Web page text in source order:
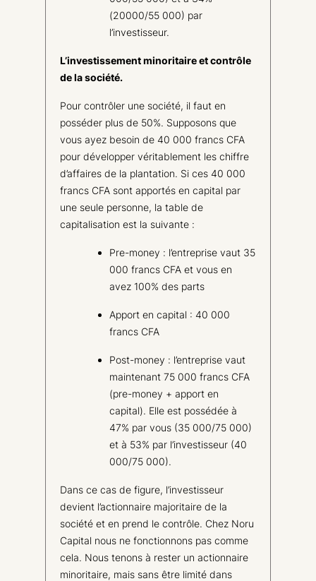
(20000/55 000) par
l’investisseur.
L’investissement minoritaire et contrôle
de la société.
Pour contrôler une société, il faut en
posséder plus de 50%. Supposons que
vous ayez besoin de 40 000 francs CFA
pour développer véritablement les chiffre
d’affaires de la plantation. Si ces 40 000
francs CFA sont apportés en capital par
une seule personne, la table de
capitalisation est la suivante :
Pre-money : l’entreprise vaut 35
000 francs CFA et vous en
avez 100% des parts
Apport en capital : 40 000
francs CFA
Post-money : l’entreprise vaut
maintenant 75 000 francs CFA
(pre-money + apport en
capital). Elle est possédée à
47% par vous (35 000/75 000)
et à 53% par l’investisseur (40
000/75 000).
Dans ce cas de figure, l’investisseur
devient l’actionnaire majoritaire de la
société et en prend le contrôle. Chez Noru
Capital nous ne fonctionnons pas comme
cela. Nous tenons à rester un actionnaire
minoritaire, mais sans être limité dans